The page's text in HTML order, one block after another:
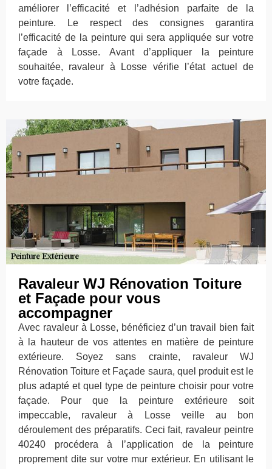
améliorer l’efficacité et l’adhésion parfaite de la
peinture. Le respect des consignes garantira
l’efficacité de la peinture qui sera appliquée sur votre
façade à Losse. Avant d’appliquer la peinture
souhaitée, ravaleur à Losse vérifie l’état actuel de
votre façade.
Ravaleur WJ Rénovation Toiture
et Façade pour vous
accompagner
Avec ravaleur à Losse, bénéficiez d’un travail bien fait
à la hauteur de vos attentes en matière de peinture
extérieure. Soyez sans crainte, ravaleur WJ
Rénovation Toiture et Façade saura, quel produit est le
plus adapté et quel type de peinture choisir pour votre
façade. Pour que la peinture extérieure soit
impeccable, ravaleur à Losse veille au bon
déroulement des préparatifs. Ceci fait, ravaleur peintre
40240 procédera à l’application de la peinture
proprement dite sur votre mur extérieur. En utilisant le